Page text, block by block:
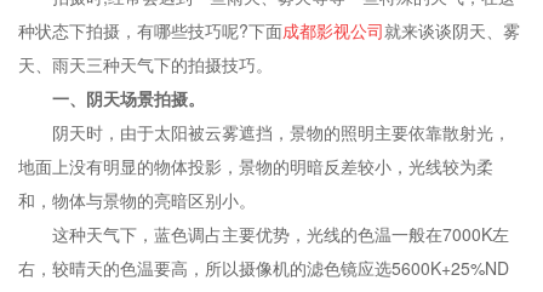
种状态下拍摄，有哪些技巧呢?下面成都影视公司就来谈谈阴天、雾
天、雨天三种天气下的拍摄技巧。
一、阴天场景拍摄。
阴天时，由于太阳被云雾遮挡，景物的照明主要依靠散射光，
地面上没有明显的物体投影，景物的明暗反差较小，光线较为柔
和，物体与景物的亮暗区别小。
这种天气下，蓝色调占主要优势，光线的色温一般在7000K左
右，较晴天的色温要高，所以摄像机的滤色镜应选5600K+25%ND